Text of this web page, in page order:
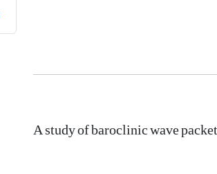
A study of baroclinic wave